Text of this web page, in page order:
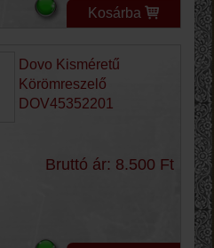
Kosárba
Dovo Kisméretű
Körömreszelő
DOV45352201
Bruttó ár: 8.500 Ft